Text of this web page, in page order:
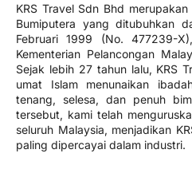
KRS Travel Sdn Bhd
Bumiputera yang ditubuhkan
Februari 1999 (No. 477239-
Kementerian Pelancongan
Sejak lebih 27 tahun lalu, KRS
umat Islam menunaikan
tenang, selesa, dan penuh
tersebut, kami telah
seluruh Malaysia, menjadikan
paling dipercayai dalam industri.